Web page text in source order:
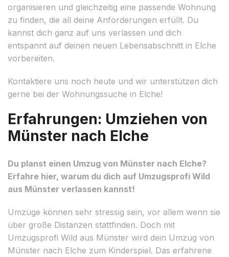
organisieren und gleichzeitig eine passende Wohnung
zu finden, die all deine Anforderungen erfüllt. Du
kannst dich ganz auf uns verlassen und dich
entspannt auf deinen neuen Lebensabschnitt in Elche
vorbereiten.
Kontaktiere uns noch heute und wir unterstützen dich
gerne bei der Wohnungssuche in Elche!
Erfahrungen: Umziehen von
Münster nach Elche
Du planst einen Umzug von Münster nach Elche?
Erfahre hier, warum du dich auf Umzugsprofi Wild
aus Münster verlassen kannst!
Umzüge können sehr stressig sein, vor allem wenn sie
über große Distanzen stattfinden. Doch mit
Umzugsprofi Wild aus Münster wird dein Umzug von
Münster nach Elche zum Kinderspiel. Das erfahrene